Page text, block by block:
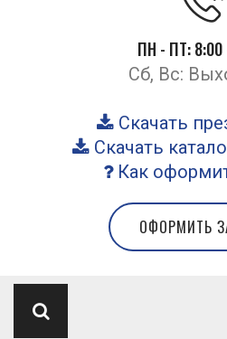
ПН - ПТ: 8:00
Сб, Вс:
Скачать
Скачать
Как
ОФОРМИТЬ